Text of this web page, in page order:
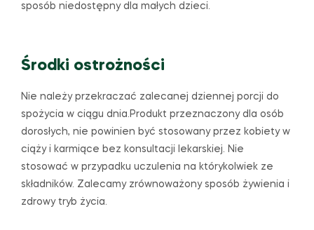
sposób niedostępny dla małych dzieci.
Środki ostrożności
Nie należy przekraczać zalecanej dziennej porcji do
spożycia w ciągu dnia.Produkt przeznaczony dla osób
dorosłych, nie powinien być stosowany przez kobiety w
ciąży i karmiące bez konsultacji lekarskiej. Nie
stosować w przypadku uczulenia na którykolwiek ze
składników. Zalecamy zrównoważony sposób żywienia i
zdrowy tryb życia.